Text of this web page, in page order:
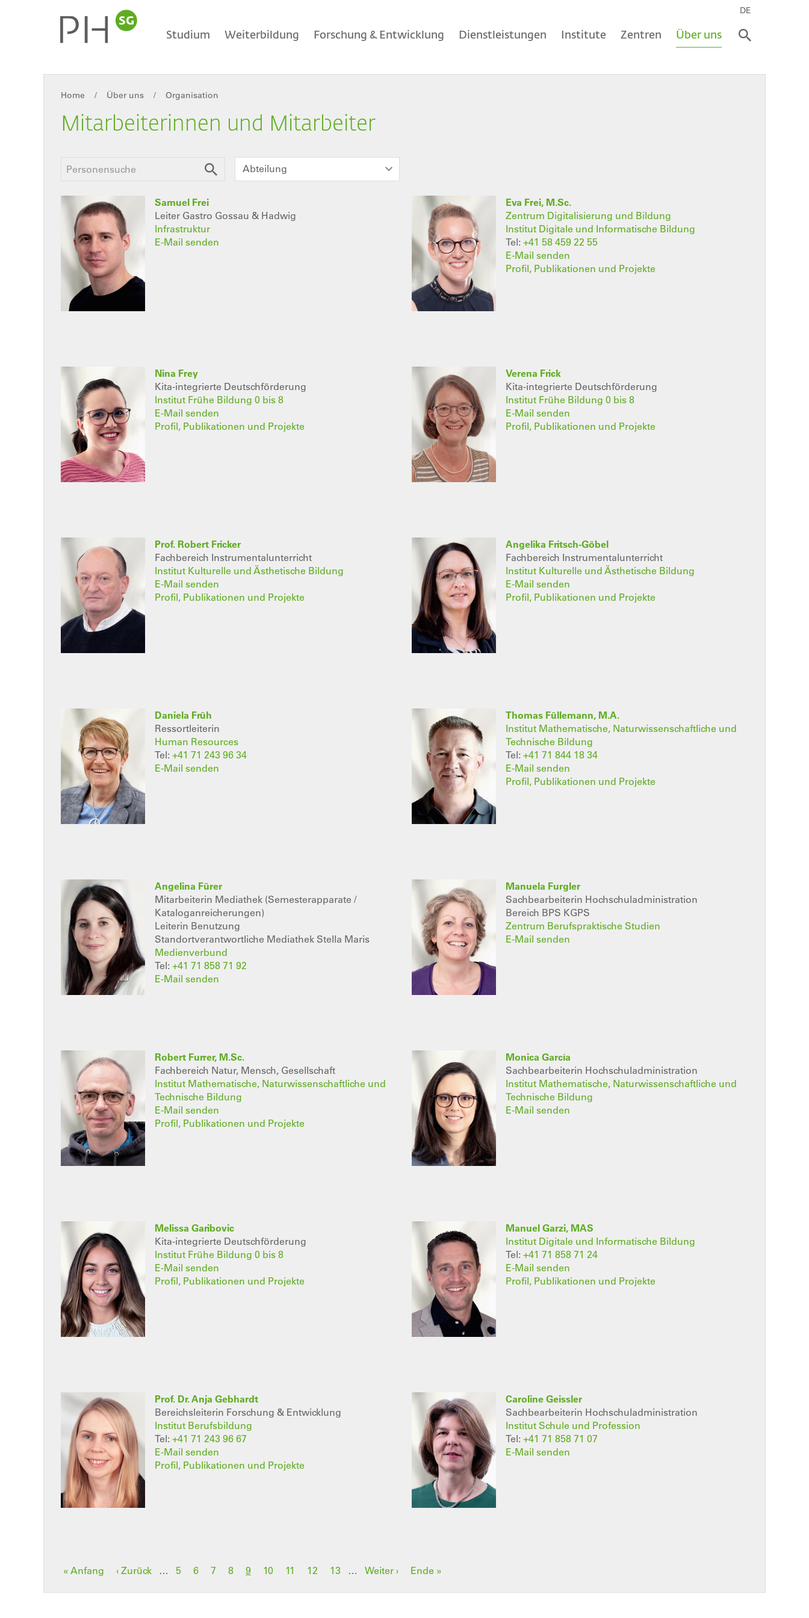
navigation
Studium Weiterbildung Forschung & Entwicklung Dienstleistungen Institute Zentren Über uns
DE
Breadcrumb
Home Über uns Organisation
Mitarbeiterinnen und Mitarbeiter
Abteilung
Samuel Frei
Leiter Gastro Gossau & Hadwig
Infrastruktur
E-Mail senden
Eva Frei, M.Sc.
Zentrum Digitalisierung und Bildung
Institut Digitale und Informatische Bildung
Tel: +41 58 459 22 55
E-Mail senden
Profil, Publikationen und Projekte
Nina Frey
Kita-integrierte Deutschförderung
Institut Frühe Bildung 0 bis 8
E-Mail senden
Profil, Publikationen und Projekte
Verena Frick
Kita-integrierte Deutschförderung
Institut Frühe Bildung 0 bis 8
E-Mail senden
Profil, Publikationen und Projekte
Prof. Robert Fricker
Fachbereich Instrumentalunterricht
Institut Kulturelle und Ästhetische Bildung
E-Mail senden
Profil, Publikationen und Projekte
Angelika Fritsch-Göbel
Fachbereich Instrumentalunterricht
Institut Kulturelle und Ästhetische Bildung
E-Mail senden
Profil, Publikationen und Projekte
Daniela Früh
Ressortleiterin
Human Resources
Tel: +41 71 243 96 34
E-Mail senden
Thomas Füllemann, M.A.
Institut Mathematische, Naturwissenschaftliche und
Technische Bildung
Tel: +41 71 844 18 34
E-Mail senden
Profil, Publikationen und Projekte
Angelina Fürer
Mitarbeiterin Mediathek (Semesterapparate /
Kataloganreicherungen)
Leiterin Benutzung
Standortverantwortliche Mediathek Stella Maris
Medienverbund
Tel: +41 71 858 71 92
E-Mail senden
Manuela Furgler
Sachbearbeiterin Hochschuladministration
Bereich BPS KGPS
Zentrum Berufspraktische Studien
E-Mail senden
Robert Furrer, M.Sc.
Fachbereich Natur, Mensch, Gesellschaft
Institut Mathematische, Naturwissenschaftliche und
Technische Bildung
E-Mail senden
Profil, Publikationen und Projekte
Monica García
Sachbearbeiterin Hochschuladministration
Institut Mathematische, Naturwissenschaftliche und
Technische Bildung
E-Mail senden
Melissa Garibovic
Kita-integrierte Deutschförderung
Institut Frühe Bildung 0 bis 8
E-Mail senden
Profil, Publikationen und Projekte
Manuel Garzi, MAS
Institut Digitale und Informatische Bildung
Tel: +41 71 858 71 24
E-Mail senden
Profil, Publikationen und Projekte
Prof. Dr. Anja Gebhardt
Bereichsleiterin Forschung & Entwicklung
Institut Berufsbildung
Tel: +41 71 243 96 67
E-Mail senden
Profil, Publikationen und Projekte
Caroline Geissler
Sachbearbeiterin Hochschuladministration
Institut Schule und Profession
Tel: +41 71 858 71 07
E-Mail senden
Seitennummerierung
Erste
« Anfang
Vorherige
‹ Zurück … Seite
5 Seite
6 Seite
7 Seite
8
Aktuelle
9 Seite
10 Seite
11 Seite
12 Seite
13 …
Nächste
Weiter ›
Letzte
Ende »